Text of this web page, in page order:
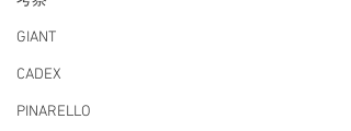
GIANT
CADEX
PINARELLO